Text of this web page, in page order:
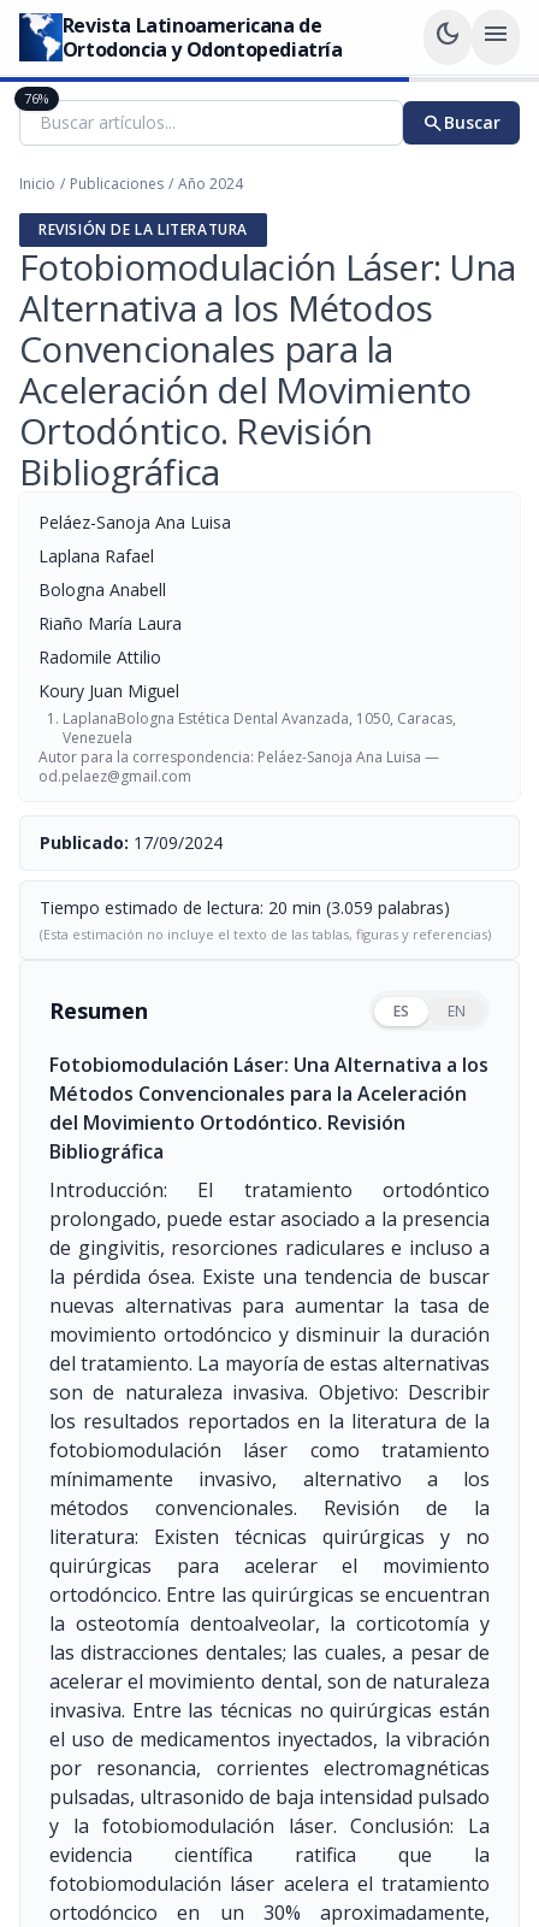
Revista Latinoamericana de
Ortodoncia y Odontopediatría
dark_mode menu
searchBuscar
Inicio / Publicaciones / Año 2024
REVISIÓN DE LA LITERATURA
Fotobiomodulación Láser: Una
Alternativa a los Métodos
Convencionales para la
Aceleración del Movimiento
Ortodóntico. Revisión
Bibliográfica
Peláez-Sanoja Ana Luisa
Laplana Rafael
Bologna Anabell
Riaño María Laura
Radomile Attilio
Koury Juan Miguel
LaplanaBologna Estética Dental Avanzada, 1050, Caracas,
Venezuela
Autor para la correspondencia: Peláez-Sanoja Ana Luisa —
od.pelaez@gmail.com
Publicado: 17/09/2024
Tiempo estimado de lectura: 20 min (3.059 palabras)
(Esta estimación no incluye el texto de las tablas, figuras y referencias)
Resumen ES EN
Fotobiomodulación Láser: Una Alternativa a los
Métodos Convencionales para la Aceleración
del Movimiento Ortodóntico. Revisión
Bibliográfica
Introducción: El tratamiento ortodóntico
prolongado, puede estar asociado a la presencia
de gingivitis, resorciones radiculares e incluso a
la pérdida ósea. Existe una tendencia de buscar
nuevas alternativas para aumentar la tasa de
movimiento ortodóncico y disminuir la duración
del tratamiento. La mayoría de estas alternativas
son de naturaleza invasiva. Objetivo: Describir
los resultados reportados en la literatura de la
fotobiomodulación láser como tratamiento
mínimamente invasivo, alternativo a los
métodos convencionales. Revisión de la
literatura: Existen técnicas quirúrgicas y no
quirúrgicas para acelerar el movimiento
ortodóncico. Entre las quirúrgicas se encuentran
la osteotomía dentoalveolar, la corticotomía y
las distracciones dentales; las cuales, a pesar de
acelerar el movimiento dental, son de naturaleza
invasiva. Entre las técnicas no quirúrgicas están
el uso de medicamentos inyectados, la vibración
por resonancia, corrientes electromagnéticas
pulsadas, ultrasonido de baja intensidad pulsado
y la fotobiomodulación láser. Conclusión: La
evidencia científica ratifica que la
fotobiomodulación láser acelera el tratamiento
ortodóncico en un 30% aproximadamente,
76%